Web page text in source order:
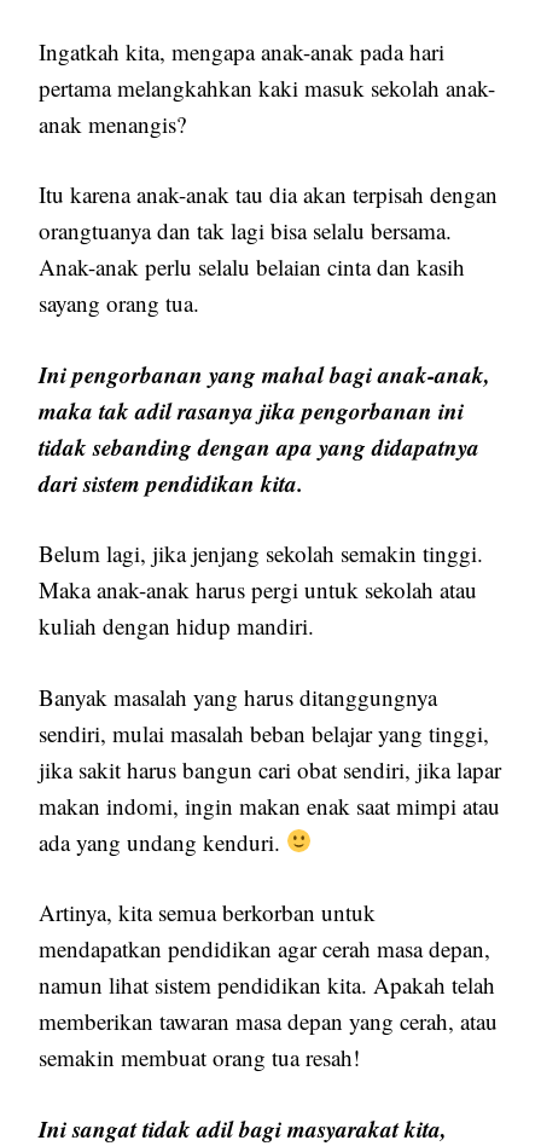
Ingatkah kita, mengapa anak-anak pada hari
pertama melangkahkan kaki masuk sekolah anak-
anak menangis?
Itu karena anak-anak tau dia akan terpisah dengan
orangtuanya dan tak lagi bisa selalu bersama.
Anak-anak perlu selalu belaian cinta dan kasih
sayang orang tua.
Ini pengorbanan yang mahal bagi anak-anak,
maka tak adil rasanya jika pengorbanan ini
tidak sebanding dengan apa yang didapatnya
dari sistem pendidikan kita.
Belum lagi, jika jenjang sekolah semakin tinggi.
Maka anak-anak harus pergi untuk sekolah atau
kuliah dengan hidup mandiri.
Banyak masalah yang harus ditanggungnya
sendiri, mulai masalah beban belajar yang tinggi,
jika sakit harus bangun cari obat sendiri, jika lapar
makan indomi, ingin makan enak saat mimpi atau
ada yang undang kenduri.
Artinya, kita semua berkorban untuk
mendapatkan pendidikan agar cerah masa depan,
namun lihat sistem pendidikan kita. Apakah telah
memberikan tawaran masa depan yang cerah, atau
semakin membuat orang tua resah!
Ini sangat tidak adil bagi masyarakat kita,